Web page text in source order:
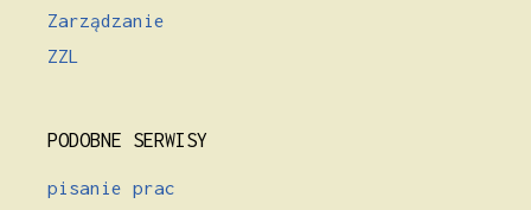
Zarządzanie
ZZL
PODOBNE SERWISY
pisanie prac